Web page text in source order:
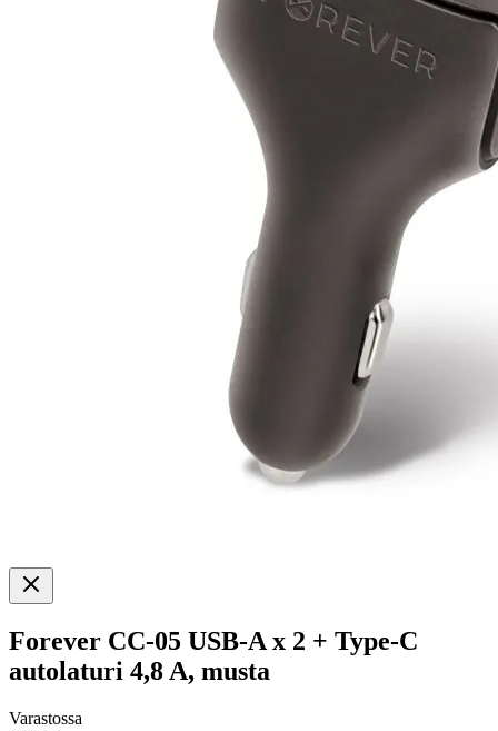
Forever CC-05 USB-A x 2 + Type-C
autolaturi 4,8 A, musta
Varastossa